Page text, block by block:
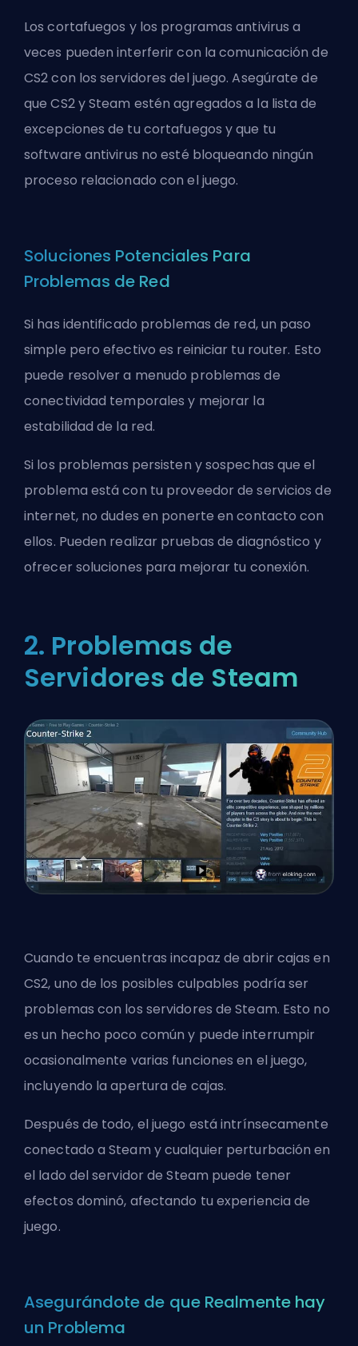
Los cortafuegos y los programas antivirus a
veces pueden interferir con la comunicación de
CS2 con los servidores del juego. Asegúrate de
que CS2 y Steam estén agregados a la lista de
excepciones de tu cortafuegos y que tu
software antivirus no esté bloqueando ningún
proceso relacionado con el juego.
Soluciones Potenciales Para
Problemas de Red
Si has identificado problemas de red, un paso
simple pero efectivo es reiniciar tu router. Esto
puede resolver a menudo problemas de
conectividad temporales y mejorar la
estabilidad de la red.
Si los problemas persisten y sospechas que el
problema está con tu proveedor de servicios de
internet, no dudes en ponerte en contacto con
ellos. Pueden realizar pruebas de diagnóstico y
ofrecer soluciones para mejorar tu conexión.
2. Problemas de
Servidores de Steam
Cuando te encuentras incapaz de abrir cajas en
CS2, uno de los posibles culpables podría ser
problemas con los servidores de Steam. Esto no
es un hecho poco común y puede interrumpir
ocasionalmente varias funciones en el juego,
incluyendo la apertura de cajas.
Después de todo, el juego está intrínsecamente
conectado a Steam y cualquier perturbación en
el lado del servidor de Steam puede tener
efectos dominó, afectando tu experiencia de
juego.
Asegurándote de que Realmente hay
un Problema